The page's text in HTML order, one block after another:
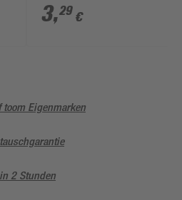
mm 10 Stück
3,29 €
toom Eigenmarken
2 Stunden